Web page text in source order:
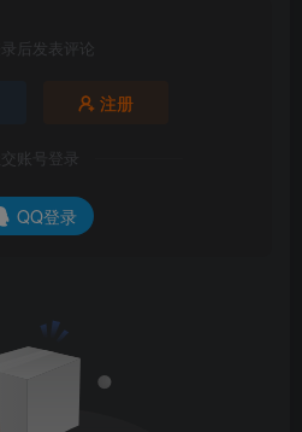
后发表评论
注册
交账号登录
QQ登录